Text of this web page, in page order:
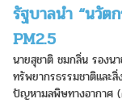
รัฐบาลนำ “นวัต
PM2.5
นายสุชาติ ชมกลิ่น รองน
ทรัพยากรธรรมชาติและ
ปัญหามลพิษทางอากาศ